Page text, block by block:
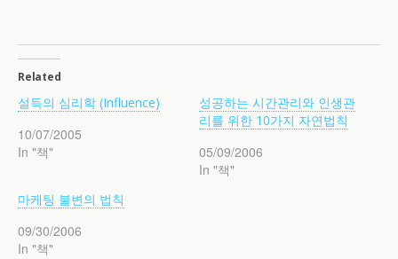
Related
설득의 심리학 (Influence)
10/07/2005
In "책"
성공하는 시간관리와 인생관
리를 위한 10가지 자연법칙
05/09/2006
In "책"
마케팅 불변의 법칙
09/30/2006
In "책"